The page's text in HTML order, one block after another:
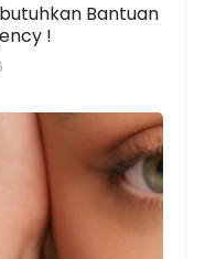
Bantuan
!